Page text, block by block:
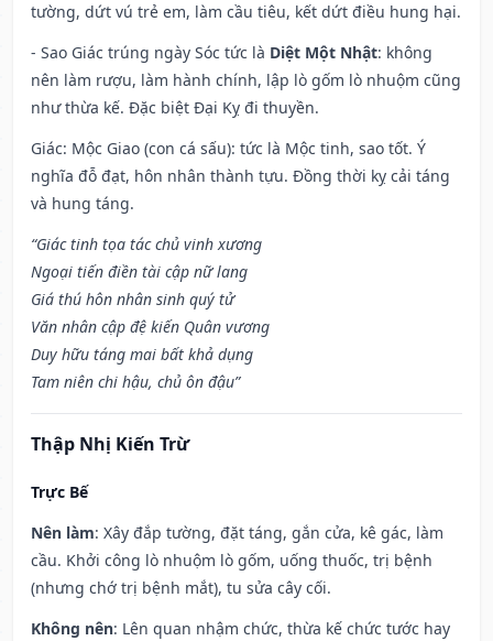
tường, dứt vú trẻ em, làm cầu tiêu, kết dứt điều hung hại.
- Sao Giác trúng ngày Sóc tức là Diệt Một Nhật: không
nên làm rượu, làm hành chính, lập lò gốm lò nhuộm cũng
như thừa kế. Đặc biệt Đại Kỵ đi thuyền.
Giác: Mộc Giao (con cá sấu): tức là Mộc tinh, sao tốt. Ý
nghĩa đỗ đạt, hôn nhân thành tựu. Đồng thời kỵ cải táng
và hung táng.
“Giác tinh tọa tác chủ vinh xương
Ngoại tiến điền tài cập nữ lang
Giá thú hôn nhân sinh quý tử
Văn nhân cập đệ kiến Quân vương
Duy hữu táng mai bất khả dụng
Tam niên chi hậu, chủ ôn đậu”
Thập Nhị Kiến Trừ
Trực Bế
Nên làm: Xây đắp tường, đặt táng, gắn cửa, kê gác, làm
cầu. Khởi công lò nhuộm lò gốm, uống thuốc, trị bệnh
(nhưng chớ trị bệnh mắt), tu sửa cây cối.
Không nên: Lên quan nhậm chức, thừa kế chức tước hay